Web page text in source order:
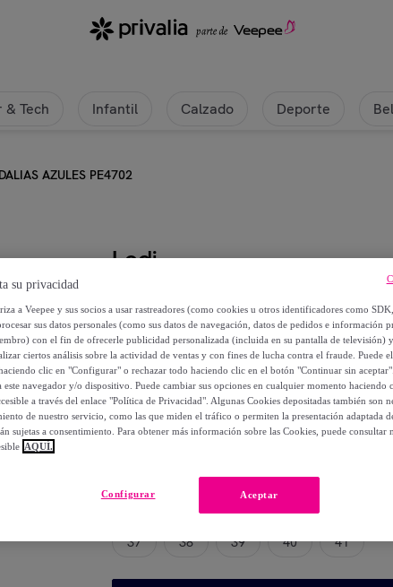
& Tech Infantil Calzado Deporte
AZULES PE4702
Lodi
71,00 €
119,00 €
-40%
Elige tu modelo
37 38 39 40 41
su privacidad
a Veepee y sus socios a usar rastreadores (como cookies u otros identificadores como
sus datos personales (como sus datos de navegación, datos de pedidos e información
con el fin de ofrecerle publicidad personalizada (incluida en su pantalla de televisión)
ciertos análisis sobre la actividad de ventas y con fines de lucha contra el fraude. Puede
clic en "Configurar" o rechazar todo haciendo clic en el botón "Continuar sin
este navegador y/o dispositivo. Puede cambiar sus opciones en cualquier momento haciendo
a través del enlace "Política de Privacidad". Algunas Cookies depositadas también son
de nuestro servicio, como las que miden el tráfico o permiten la presentación adaptada
sujetas a consentimiento. Para obtener más información sobre las Cookies, puede consultar
AQUÍ.
Aceptar
Configurar